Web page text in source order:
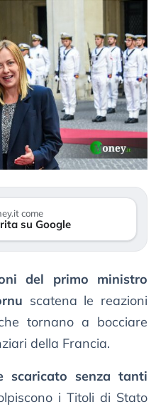
come
su Google
del primo ministro
scatena le reazioni
tornano a bocciare
della Francia.
scaricato senza tanti
i Titoli di Stato